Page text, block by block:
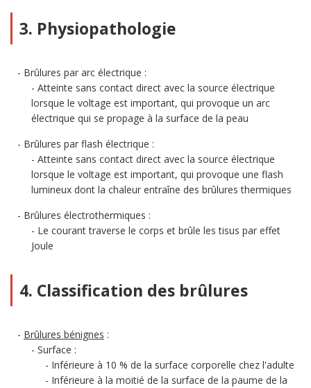
3. Physiopathologie
Brûlures par arc électrique :
Atteinte sans contact direct avec la source électrique
lorsque le voltage est important, qui provoque un arc
électrique qui se propage à la surface de la peau
Brûlures par flash électrique :
Atteinte sans contact direct avec la source électrique
lorsque le voltage est important, qui provoque une flash
lumineux dont la chaleur entraîne des brûlures thermiques
Brûlures électrothermiques :
Le courant traverse le corps et brûle les tisus par effet
Joule
4. Classification des brûlures
Brûlures bénignes :
Surface :
Inférieure à 10 % de la surface corporelle chez l'adulte
Inférieure à la moitié de la surface de la paume de la